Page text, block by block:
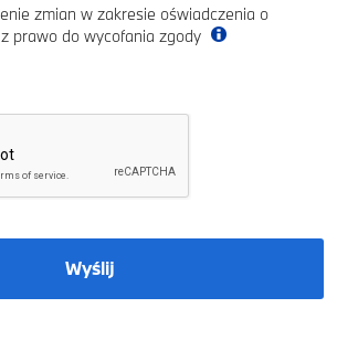
zmian w zakresie oświadczenia o
prawo do wycofania zgody
Wyślij